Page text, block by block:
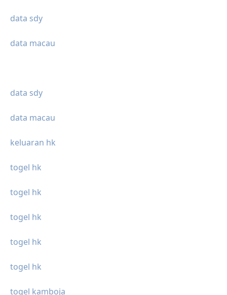
data sdy
data macau
data sdy
data macau
keluaran hk
togel hk
togel hk
togel hk
togel hk
togel hk
togel kamboja